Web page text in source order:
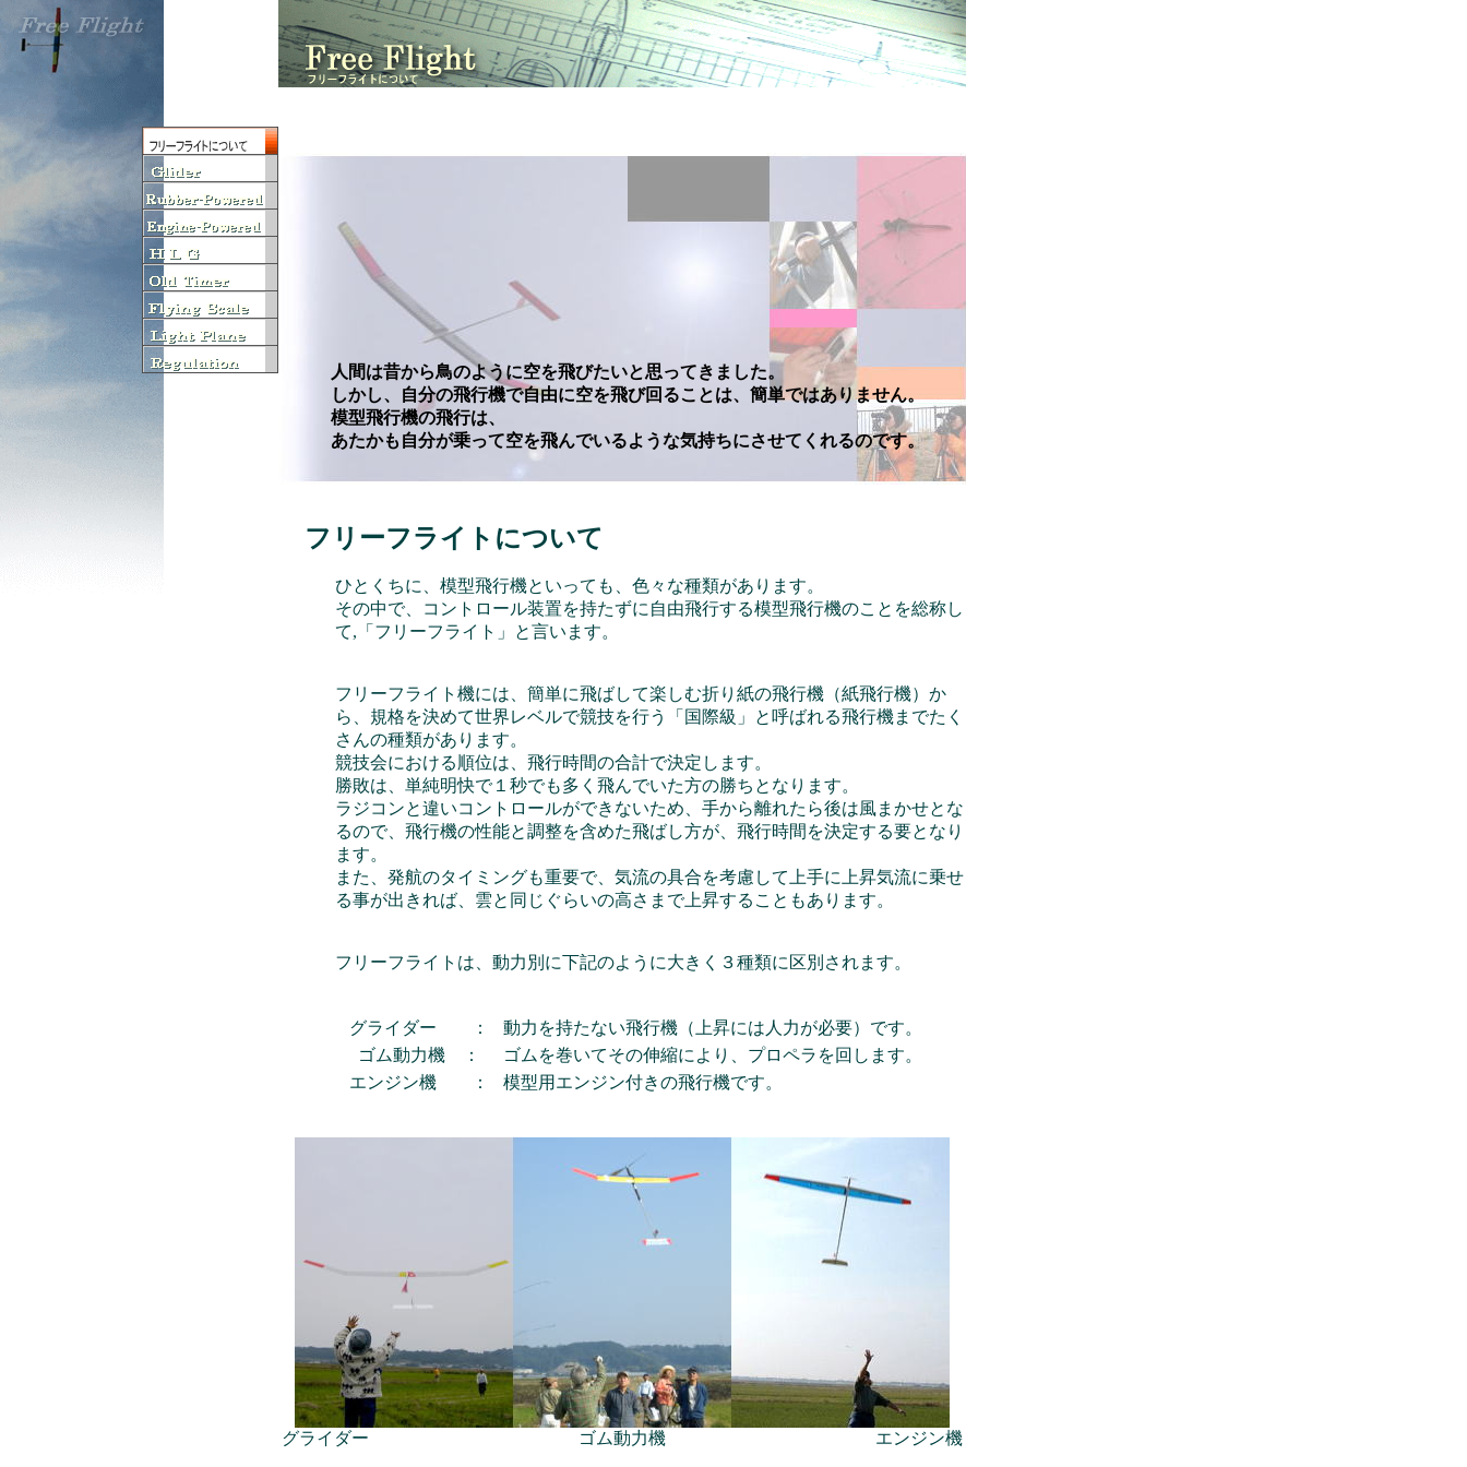
人間は昔から鳥のように空を飛びたいと思ってきました。
しかし、自分の飛行機で自由に空を飛び回ることは、簡単ではありません。
模型飛行機の飛行は、
あたかも自分が乗って空を飛んでいるような気持ちにさせてくれるのです。
フリーフライトについて
ひとくちに、模型飛行機といっても、色々な種類があります。
その中で、コントロール装置を持たずに自由飛行する模型飛行機のことを総称し
て,「フリーフライト」と言います。
フリーフライト機には、簡単に飛ばして楽しむ折り紙の飛行機（紙飛行機）か
ら、規格を決めて世界レベルで競技を行う「国際級」と呼ばれる飛行機までたく
さんの種類があります。
競技会における順位は、飛行時間の合計で決定します。
勝敗は、単純明快で１秒でも多く飛んでいた方の勝ちとなります。
ラジコンと違いコントロールができないため、手から離れたら後は風まかせとな
るので、飛行機の性能と調整を含めた飛ばし方が、飛行時間を決定する要となり
ます。
また、発航のタイミングも重要で、気流の具合を考慮して上手に上昇気流に乗せ
る事が出きれば、雲と同じぐらいの高さまで上昇することもあります。
フリーフライトは、動力別に下記のように大きく３種類に区別されます。
グライダー ：
動力を持たない飛行機（上昇には人力が必要）です。
ゴム動力機 ：
ゴムを巻いてその伸縮により、プロペラを回します。
エンジン機 ：
模型用エンジン付きの飛行機です。
グライダー ゴム動力機 エンジン機